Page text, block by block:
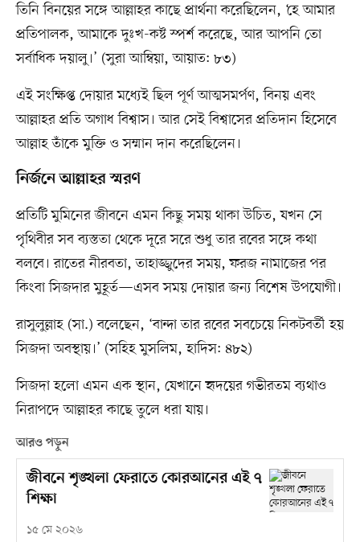
তিনি বিনয়ের সঙ্গে আল্লাহর কাছে প্রার্থনা করেছিলেন, ‘হে আমার
প্রতিপালক, আমাকে দুঃখ-কষ্ট স্পর্শ করেছে, আর আপনি তো
সর্বাধিক দয়ালু।’ (সুরা আম্বিয়া, আয়াত: ৮৩)
এই সংক্ষিপ্ত দোয়ার মধ্যেই ছিল পূর্ণ আত্মসমর্পণ, বিনয় এবং
আল্লাহর প্রতি অগাধ বিশ্বাস। আর সেই বিশ্বাসের প্রতিদান হিসেবে
আল্লাহ তাঁকে মুক্তি ও সম্মান দান করেছিলেন।
নির্জনে আল্লাহর স্মরণ
প্রতিটি মুমিনের জীবনে এমন কিছু সময় থাকা উচিত, যখন সে
পৃথিবীর সব ব্যস্ততা থেকে দূরে সরে শুধু তার রবের সঙ্গে কথা
বলবে। রাতের নীরবতা, তাহাজ্জুদের সময়, ফরজ নামাজের পর
কিংবা সিজদার মুহূর্ত—এসব সময় দোয়ার জন্য বিশেষ উপযোগী।
রাসুলুল্লাহ (সা.) বলেছেন, ‘বান্দা তার রবের সবচেয়ে নিকটবর্তী হয়
সিজদা অবস্থায়।’ (সহিহ মুসলিম, হাদিস: ৪৮২)
সিজদা হলো এমন এক স্থান, যেখানে হৃদয়ের গভীরতম ব্যথাও
নিরাপদে আল্লাহর কাছে তুলে ধরা যায়।
আরও পড়ুন
জীবনে শৃঙ্খলা ফেরাতে কোরআনের এই ৭
শিক্ষা
১৫ মে ২০২৬